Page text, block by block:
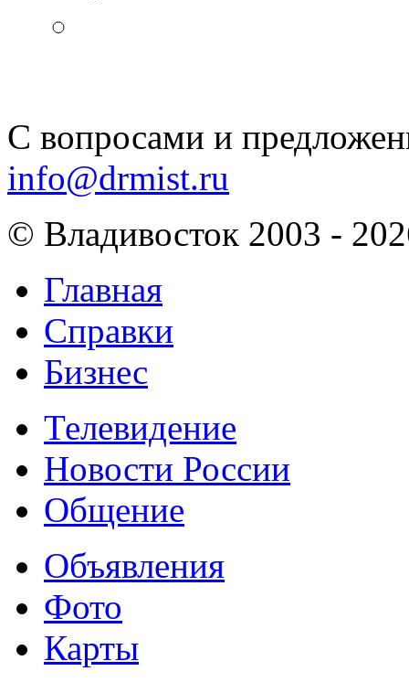
С вопросами и
info@drmist.ru
© Владивосток 2003 -
Главная
Справки
Бизнес
Телевидение
Новости России
Общение
Объявления
Фото
Карты